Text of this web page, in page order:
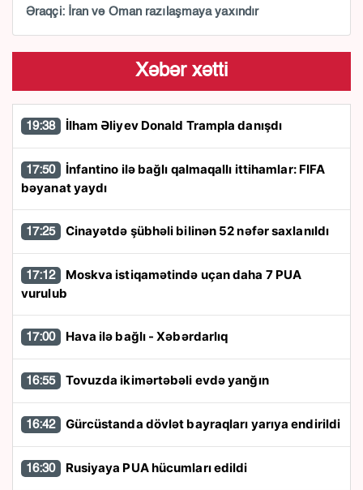
Əraqçi: İran və Oman razılaşmaya yaxındır
Xəbər xətti
19:38 İlham Əliyev Donald Trampla danışdı
17:50
bəyanat yaydı
17:25 Cinayətdə şübhəli bilinən 52 nəfər saxlanıldı
17:12
vurulub
17:00 Hava ilə bağlı - Xəbərdarlıq
16:55 Tovuzda ikimərtəbəli evdə yanğın
16:42 Gürcüstanda dövlət bayraqları yarıya endirildi
16:30 Rusiyaya PUA hücumları edildi